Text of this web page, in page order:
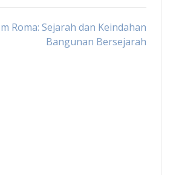
Roma: Sejarah dan Keindahan
Bangunan Bersejarah